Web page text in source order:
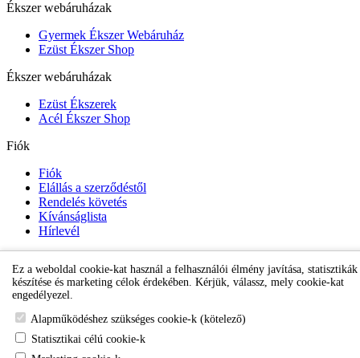
Ékszer webáruházak
Gyermek Ékszer Webáruház
Ezüst Ékszer Shop
Ékszer webáruházak
Ezüst Ékszerek
Acél Ékszer Shop
Fiók
Fiók
Elállás a szerződéstől
Rendelés követés
Kívánságlista
Hírlevél
Gyermek Ékszer Shop
Ez a weboldal cookie-kat használ a felhasználói élmény javítása, statisztikák
készítése és marketing célok érdekében. Kérjük, válassz, mely cookie-kat
engedélyezel.
Alapműködéshez szükséges cookie-k (kötelező)
Statisztikai célú cookie-k